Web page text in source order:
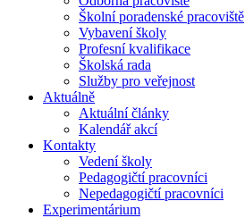
Školní poradenské pracoviště
Vybavení školy
Profesní kvalifikace
Školská rada
Služby pro veřejnost
Aktuálně
Aktuální články
Kalendář akcí
Kontakty
Vedení školy
Pedagogičtí pracovníci
Nepedagogičtí pracovníci
Experimentárium